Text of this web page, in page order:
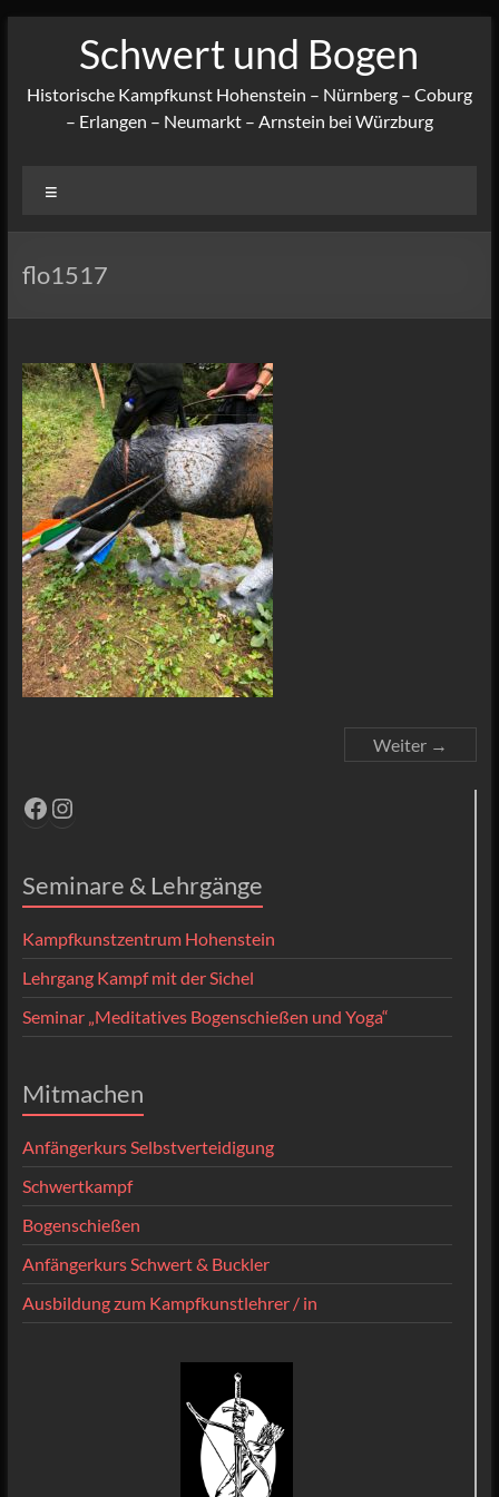
Schwert und Bogen
Historische Kampfkunst Hohenstein – Nürnberg – Coburg
– Erlangen – Neumarkt – Arnstein bei Würzburg
flo1517
Weiter →
Facebook
Instagram
Seminare & Lehrgänge
Kampfkunstzentrum Hohenstein
Lehrgang Kampf mit der Sichel
Seminar „Meditatives Bogenschießen und Yoga“
Mitmachen
Anfängerkurs Selbstverteidigung
Schwertkampf
Bogenschießen
Anfängerkurs Schwert & Buckler
Ausbildung zum Kampfkunstlehrer / in